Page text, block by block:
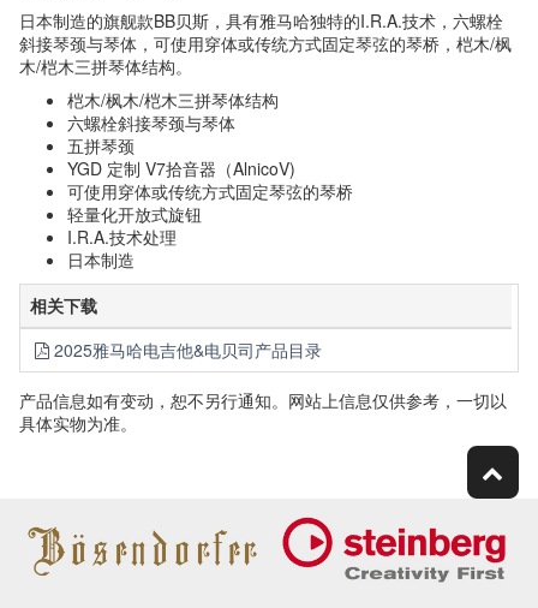
日本制造的旗舰款BB贝斯，具有雅马哈独特的I.R.A.技术，六螺栓
斜接琴颈与琴体，可使用穿体或传统方式固定琴弦的琴桥，桤木/枫
木/桤木三拼琴体结构。
桤木/枫木/桤木三拼琴体结构
六螺栓斜接琴颈与琴体
五拼琴颈
YGD 定制 V7拾音器（AlnicoV)
可使用穿体或传统方式固定琴弦的琴桥
轻量化开放式旋钮
I.R.A.技术处理
日本制造
相关下载
2025雅马哈电吉他&电贝司产品目录
产品信息如有变动，恕不另行通知。网站上信息仅供参考，一切以
具体实物为准。